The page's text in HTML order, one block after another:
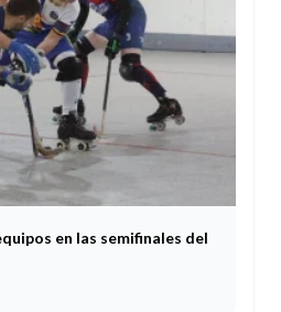
en las semifinales del